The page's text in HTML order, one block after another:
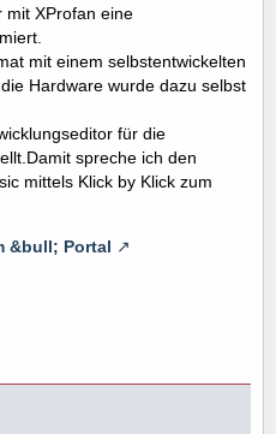
mit XProfan eine
mit einem selbstentwickelten
Hardware wurde dazu selbst
für die
spreche ich den
mittels Klick by Klick zum
&bull; Portal